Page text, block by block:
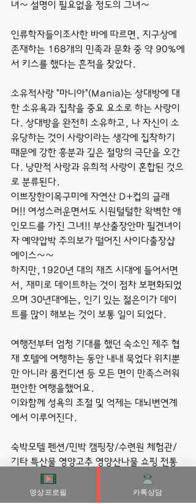
녀~ 설명이 필요없을 정도의 그녀~
인류학자들이조사한 바에 따르면, 지구상에
존재하는 168개의 민족과 문화 중 약 90%에
서 키스를 했다는 흔적을 찾았다.
소유적사랑 "마니아"(Mania)는 상대방에 대
한 소유욕과 집착을 중요 요소로 하는 사랑이
다. 상대방을 완전히 소유하고, 나 자신이 소
유당하는 것이 사랑이라는 생각에 집착하기
때문에 강한 흥분과 깊은 절망의 극단을 오간
다. 낭만적 사랑과 유희적 사랑이 혼합된 것으
로 분류된다.
이쁘장한이목구미에 자연산 D+컵의 글래
머!! 여성스러운면서도 시원털털한 왁벽한 애
인모드를 가진 그녀!! 부산출장안마 필견녀이
자 예약압박 주의보가 떨어진 사이다출장샵
에이스~~
하지만,1920년 대의 재즈 시대에 들어서면
서, 재미로 데이트하는 것이 점차 보편화되었
으며 30년대에는, 인기 있는 젊은이가 데이
트를 많이 해보는 것이 보통 일이 되었다.
여행전부터 엄청 기대를 했던 숙소인 제주 협
재 호텔에 여행하는 동안 내내 묵었다 위치뿐
만 아니라 룸컨디션 등 모든 면이 만족스러워
편안한 여행을했어요.
이와함께 성욕의 조절 및 억제는 대뇌변연계
에서 이루어진다.
숙박모텔 펜션/민박 캠핑장/수련원 체험관/
기타 특산물 영양고추 영양산나물 쇼핑 전통
시장 특산물판매장 영양고향장터... 모텔 펜
션/민박 캠핑장/수련원 체험관/기타 총 7 개
영상프로필 카톡상담